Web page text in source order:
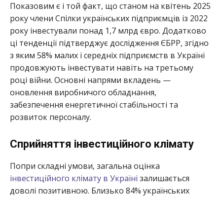
Показовим є і той факт, що станом на квітень 2025
року члени Спілки українських підприємців із 2022
року інвестували понад 1,7 млрд євро. Додатково
ці тенденції підтверджує дослідження ЄБРР, згідно
з яким 58% малих і середніх підприємств в Україні
продовжують інвестувати навіть на третьому
році війни. Основні напрями вкладень —
оновлення виробничого обладнання,
забезпечення енергетичної стабільності та
розвиток персоналу.
Сприйняття інвестиційного клімату
Попри складні умови, загальна оцінка
інвестиційного клімату в Україні залишається
доволі позитивною. Близько 84% українських